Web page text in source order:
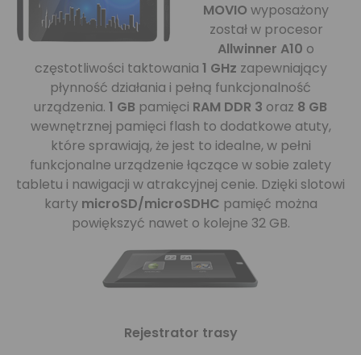
MOVIO wyposażony
został w procesor
Allwinner A10 o
częstotliwości taktowania 1 GHz zapewniający
płynność działania i pełną funkcjonalność
urządzenia. 1 GB pamięci RAM DDR 3 oraz 8 GB
wewnętrznej pamięci flash to dodatkowe atuty,
które sprawiają, że jest to idealne, w pełni
funkcjonalne urządzenie łączące w sobie zalety
tabletu i nawigacji w atrakcyjnej cenie. Dzięki slotowi
karty microSD/microSDHC pamięć można
powiększyć nawet o kolejne 32 GB.
Rejestrator trasy